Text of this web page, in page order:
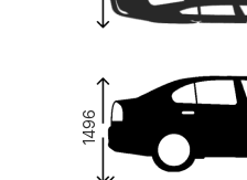
1496